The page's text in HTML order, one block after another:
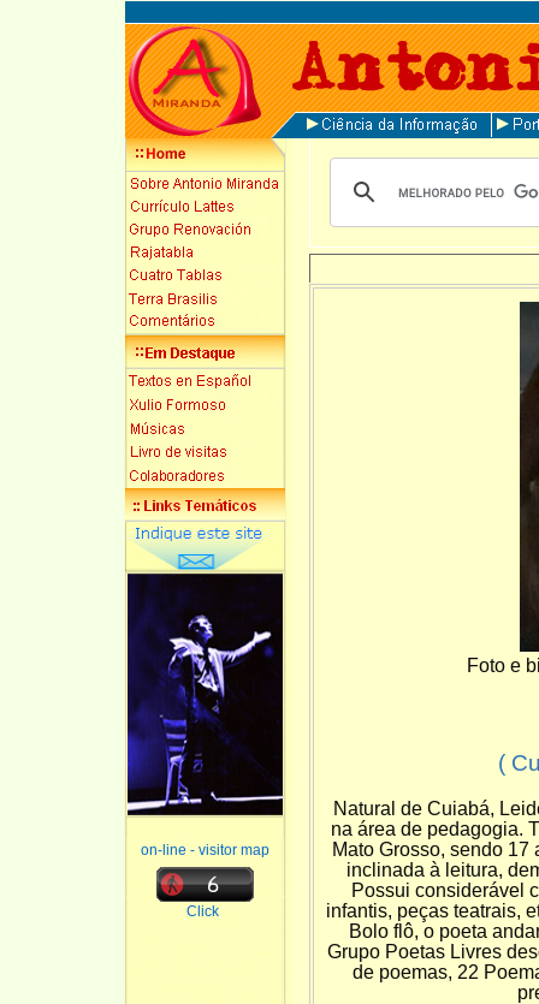
on-line - visitor map
Click
Foto e
(
Natural de Cuiabá,
na área de pedagogia.
Mato Grosso, sendo
inclinada à leitura,
Possui considerável
infantis, peças teatrais,
Bolo flô, o poeta
Grupo Poetas Livres
de poemas, 22